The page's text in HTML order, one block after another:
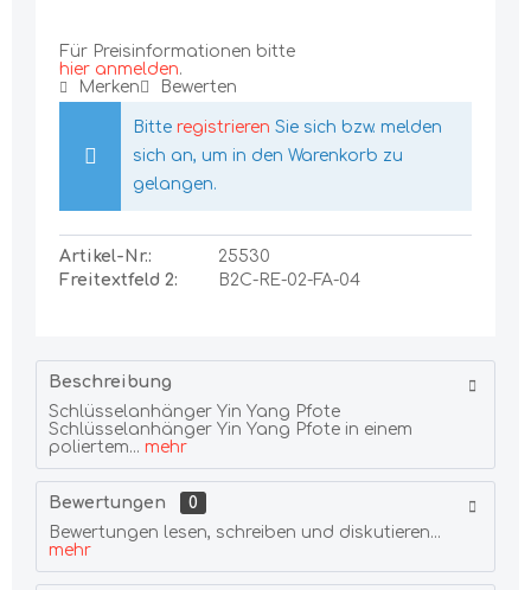
Für Preisinformationen bitte
hier anmelden.
Merken
Bewerten
Bitte registrieren Sie sich bzw. melden
sich an, um in den Warenkorb zu
gelangen.
Artikel-Nr.:
25530
Freitextfeld 2:
B2C-RE-02-FA-04
Beschreibung
Schlüsselanhänger Yin Yang Pfote
Schlüsselanhänger Yin Yang Pfote in einem
poliertem... mehr
Bewertungen
0
Bewertungen lesen, schreiben und diskutieren...
mehr